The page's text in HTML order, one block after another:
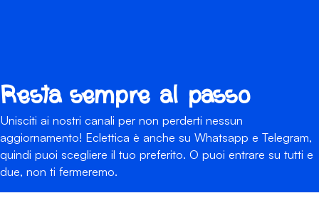
Resta sempre al passo
Unisciti ai nostri canali per non perderti nessun
aggiornamento! Eclettica è anche su Whatsapp e Telegram,
quindi puoi scegliere il tuo preferito. O puoi entrare su tutti e
due, non ti fermeremo.